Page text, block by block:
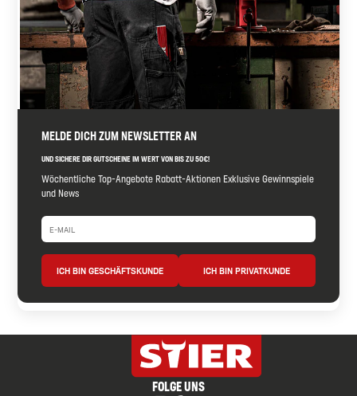
MELDE DICH ZUM NEWSLETTER AN
UND SICHERE DIR GUTSCHEINE IM WERT VON BIS ZU 50€!
Wöchentliche Top-Angebote Rabatt-Aktionen Exklusive Gewinnspiele
und News
ICH BIN GESCHÄFTSKUNDE ICH BIN PRIVATKUNDE
FOLGE UNS